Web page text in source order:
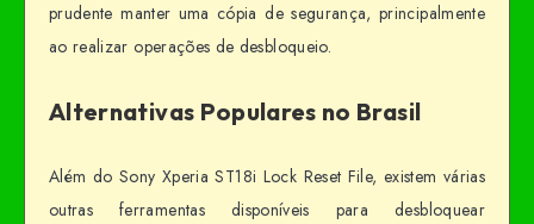
prudente manter uma cópia de segurança, principalmente
ao realizar operações de desbloqueio.
Alternativas Populares no Brasil
Além do Sony Xperia ST18i Lock Reset File, existem várias
outras ferramentas disponíveis para desbloquear